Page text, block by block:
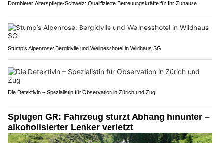
Dornbierer Alterspflege-Schweiz: Qualifizierte Betreuungskräfte für Ihr Zuhause
Stump’s Alpenrose: Bergidylle und Wellnesshotel in Wildhaus SG
Die Detektivin – Spezialistin für Observation in Zürich und Zug
Splügen GR: Fahrzeug stürzt Abhang hinunter –
alkoholisierter Lenker verletzt